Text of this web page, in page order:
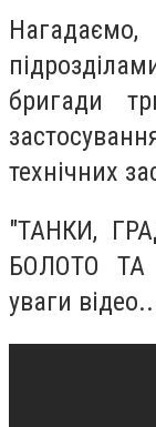
бригади
технічних
"ТАНКИ,
БОЛОТО ТА
уваги